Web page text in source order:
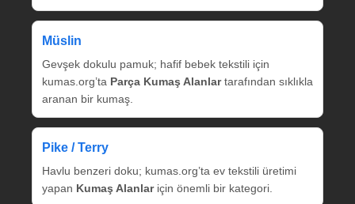
Müslin
Gevşek dokulu pamuk; hafif bebek tekstili için
kumas.org’ta Parça Kumaş Alanlartarafından sıklıkla
aranan bir kumaş.
Pike / Terry
Havlu benzeri doku; kumas.org’ta ev tekstili üretimi
yapan Kumaş Alanlariçin önemli bir kategori.